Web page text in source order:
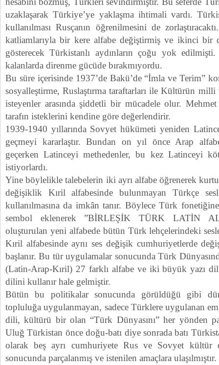
uzaklaşarak Türkiye’ye yaklaşma ihtimali vardı.
kullanılması Rusçanın öğrenilmesini de
katliamlarıyla bir kere alfabe değiştirmiş ve ikinci bir
gösterecek Türkistanlı aydınların çoğu yok
kalanlarda direnme gücüde bırakmıyordu.
Bu süre içerisinde 1937’de Bakü’de “İmla ve Terim”
sosyalleştirme, Ruslaştırma taraftarları ile Kültürün
isteyenler arasında şiddetli bir mücadele olur.
tarafın isteklerini kendine göre değerlendirir.
1939-1940 yıllarında Sovyet hükümeti yeniden
geçmeyi kararlaştır. Bundan on yıl önce Arap
geçerken Latinceyi methedenler, bu kez Latinceyi
istiyorlardı.
Yine böylelikle talebelerin iki ayrı alfabe öğrenerek
değişiklik Kıril alfabesinde bulunmayan Türkçe
kullanılmasına da imkân tanır. Böylece Türk
sembol eklenerek ”BİRLEŞİK TÜRK LATİN
oluşturulan yeni alfabede bütün Türk lehçelerindeki
Kıril alfabesinde aynı ses değişik cumhuriyetlerde
başlanır. Bu tür uygulamalar sonucunda Türk
(Latin-Arap-Kıril) 27 farklı alfabe ve iki büyük yazı
dilini kullanır hale gelmiştir.
Bütün bu politikalar sonucunda görüldüğü gibi
topluluğa uygulanmayan, sadece Türklere uygulanan
dili, kültürü bir olan “Türk Dünyasını” her yönden
Uluğ Türkistan önce doğu-batı diye sonrada batı
olarak beş ayrı cumhuriyete Rus ve Sovyet kültür
sonucunda parçalanmış ve istenilen amaçlara ulaşılmıştır.